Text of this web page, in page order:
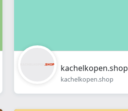
kachelkopen.shop
kachelkopen.shop